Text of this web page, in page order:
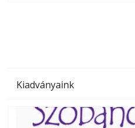
Kiadványaink